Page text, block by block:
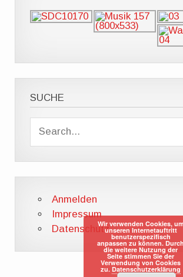
SUCHE
Anmelden
Impressum
DatenschutzWir verwenden Cookies, um
unseren Internetauftritt
benutzerspezifisch
anpassen zu können. Durch
die weitere Nutzung der
Seite stimmen Sie der
Verwendung von Cookies
zu. Datenschutzerklärung